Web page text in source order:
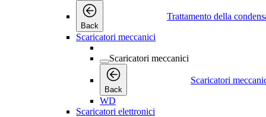
Back
Trattamento della
Scaricatori meccanici
Scaricatori meccanici
Back
Scaricatori
WD
Scaricatori elettronici